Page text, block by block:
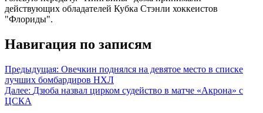
действующих обладателей Кубка Стэнли хоккеистов
"Флориды".
Навигация по записям
Предыдущая: Овечкин поднялся на девятое место в списке
лучших бомбардиров НХЛ
Далее: Дзюба назвал цирком судейство в матче «Акрона» с
ЦСКА